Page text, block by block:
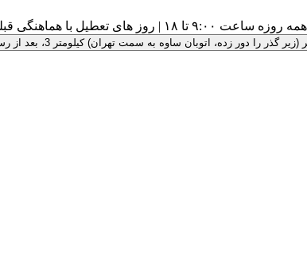
همه روزه ساعت ۹:۰۰ تا ۱۸ | روز های تعطیل با هماهنگی قبلی
به سمت تهران) کیلومتر 3، بعد از رستوران فلامینگو، پلاک 100 ، درب سبز رنگ